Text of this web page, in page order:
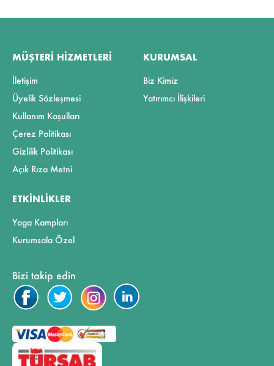
MÜŞTERI HIZMETLERI
İletişim
Üyelik Sözleşmesi
Kullanım Koşulları
Çerez Politikası
Gizlilik Politikası
Açık Rıza Metni
KURUMSAL
Biz Kimiz
Yatırımcı İlişkileri
ETKINLIKLER
Yoga Kampları
Kurumsala Özel
Bizi takip edin